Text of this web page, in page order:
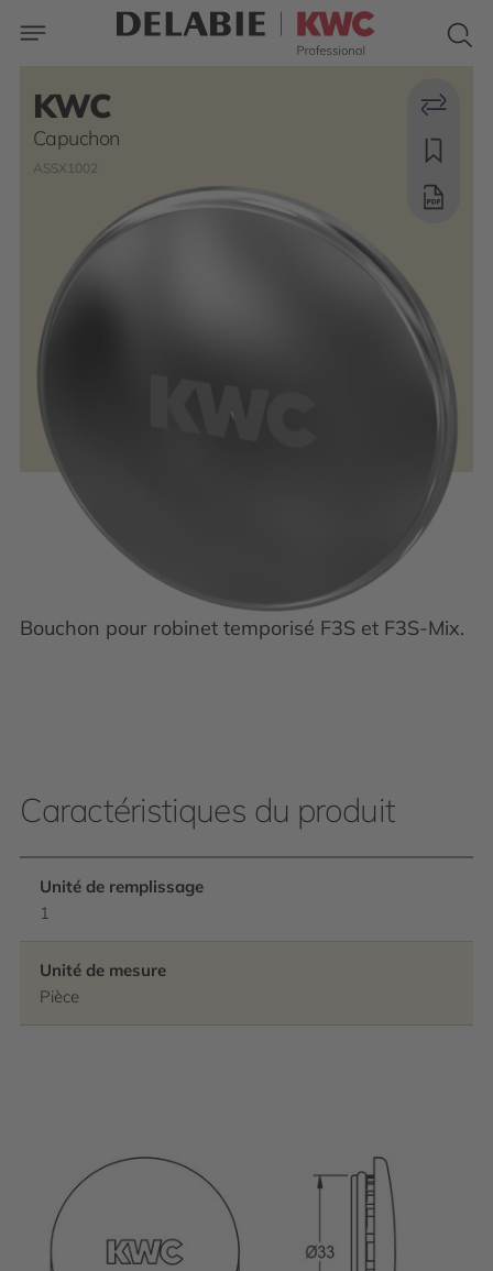
KWC
Capuchon
ASSX1002
Bouchon pour robinet temporisé F3S et F3S-Mix.
Caractéristiques du produit
Unité de remplissage
1
Unité de mesure
Pièce